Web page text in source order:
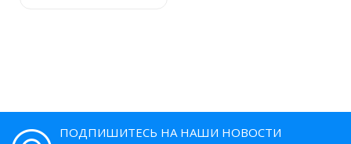
ПОДПИШИТЕСЬ НА НАШИ НОВОСТИ